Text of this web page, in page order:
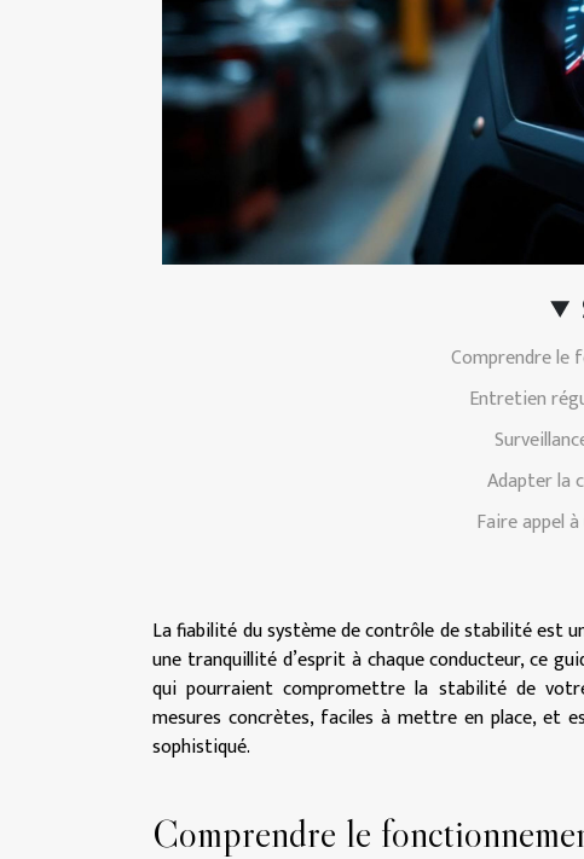
Comprendre le
Entretien
Adapter la
Faire appel
La fiabilité du système de contrôle de stabilité est
une tranquillité d’esprit à chaque conducteur, ce
qui pourraient compromettre la stabilité de
mesures concrètes, faciles à mettre en place, et
sophistiqué.
Comprendre le